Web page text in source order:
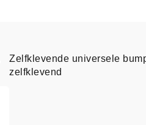
Zelfklevende universele
zelfklevend